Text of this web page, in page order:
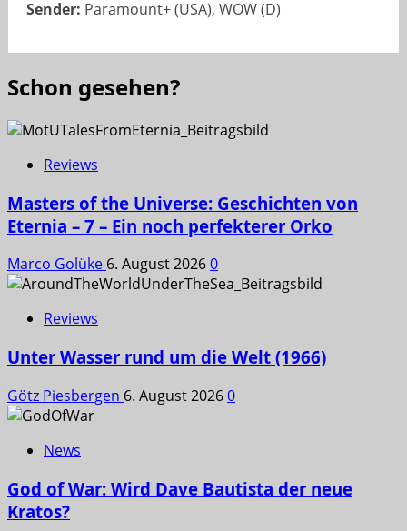
Sender: Paramount+ (USA), WOW (D)
Schon gesehen?
Reviews
Masters of the Universe: Geschichten von
Eternia – 7 – Ein noch perfekterer Orko
Marco Golüke 6. August 20260
Reviews
Unter Wasser rund um die Welt (1966)
Götz Piesbergen 6. August 20260
News
God of War: Wird Dave Bautista der neue
Kratos?